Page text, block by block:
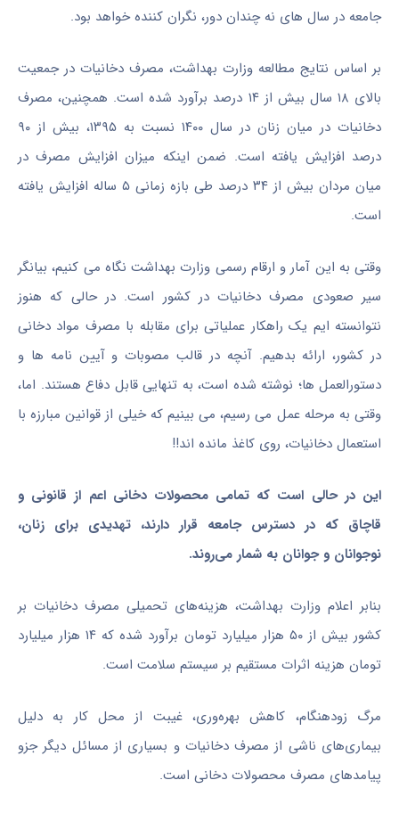
جامعه در سال های نه چندان دور، نگران کننده خواهد بود.
بر اساس نتایج مطالعه وزارت بهداشت، مصرف دخانیات در جمعیت
بالای ۱۸ سال بیش از ۱۴ درصد برآورد شده است. همچنین، مصرف
دخانیات در میان زنان در سال ۱۴۰۰ نسبت به ۱۳۹۵، بیش از ۹۰
درصد افزایش یافته‌ است. ضمن اینکه میزان افزایش مصرف در
میان مردان بیش از ۳۴ درصد طی بازه زمانی ۵ ساله افزایش یافته
است.
وقتی به این آمار و ارقام رسمی وزارت بهداشت نگاه می کنیم، بیانگر
سیر صعودی مصرف دخانیات در کشور است. در حالی که هنوز
نتوانسته ایم یک راهکار عملیاتی برای مقابله با مصرف مواد دخانی
در کشور، ارائه بدهیم. آنچه در قالب مصوبات و آیین نامه ها و
دستورالعمل ها؛ نوشته شده است، به تنهایی قابل دفاع هستند. اما،
وقتی به مرحله عمل می رسیم، می بینیم که خیلی از قوانین مبارزه با
استعمال دخانیات، روی کاغذ مانده اند!!
این در حالی است که تمامی محصولات دخانی اعم از قانونی و
قاچاق که در دسترس جامعه قرار دارند، تهدیدی برای زنان،
نوجوانان و جوانان به شمار می‌روند.
بنابر اعلام وزارت بهداشت، هزینه‌های تحمیلی مصرف دخانیات بر
کشور بیش از ۵۰ هزار میلیارد تومان برآورد شده که ۱۴ هزار میلیارد
تومان هزینه اثرات مستقیم بر سیستم سلامت است.
مرگ زودهنگام، کاهش بهره‌وری، غیبت از محل کار به دلیل
بیماری‌های ناشی از مصرف دخانیات و بسیاری از مسائل دیگر جزو
پیامدهای مصرف محصولات دخانی است.